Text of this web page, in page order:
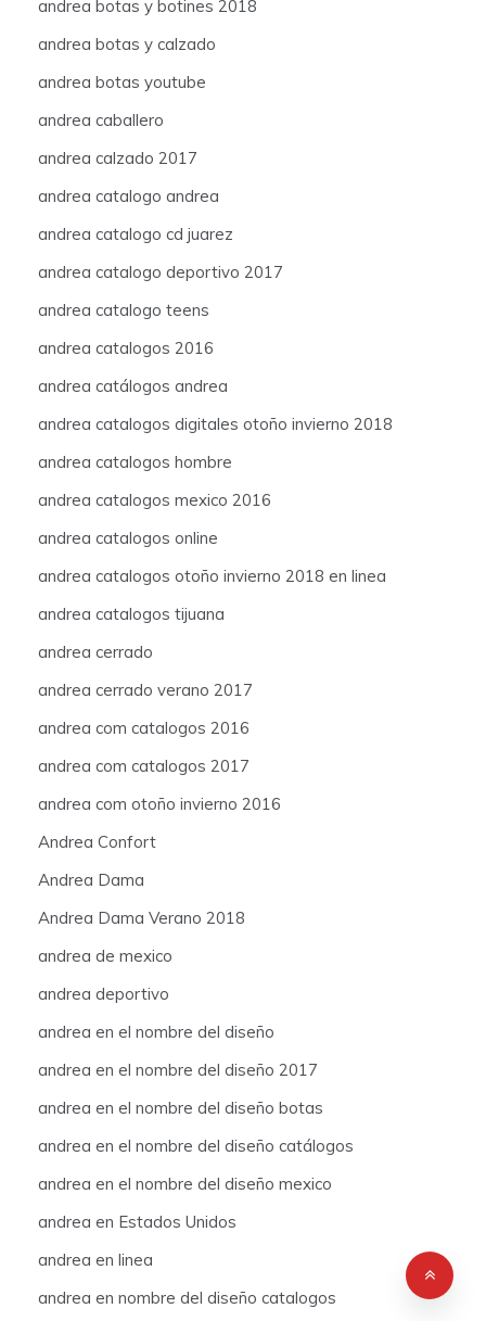
andrea botas y botines 2018
andrea botas y calzado
andrea botas youtube
andrea caballero
andrea calzado 2017
andrea catalogo andrea
andrea catalogo cd juarez
andrea catalogo deportivo 2017
andrea catalogo teens
andrea catalogos 2016
andrea catálogos andrea
andrea catalogos digitales otoño invierno 2018
andrea catalogos hombre
andrea catalogos mexico 2016
andrea catalogos online
andrea catalogos otoño invierno 2018 en linea
andrea catalogos tijuana
andrea cerrado
andrea cerrado verano 2017
andrea com catalogos 2016
andrea com catalogos 2017
andrea com otoño invierno 2016
Andrea Confort
Andrea Dama
Andrea Dama Verano 2018
andrea de mexico
andrea deportivo
andrea en el nombre del diseño
andrea en el nombre del diseño 2017
andrea en el nombre del diseño botas
andrea en el nombre del diseño catálogos
andrea en el nombre del diseño mexico
andrea en Estados Unidos
andrea en linea
andrea en nombre del diseño catalogos